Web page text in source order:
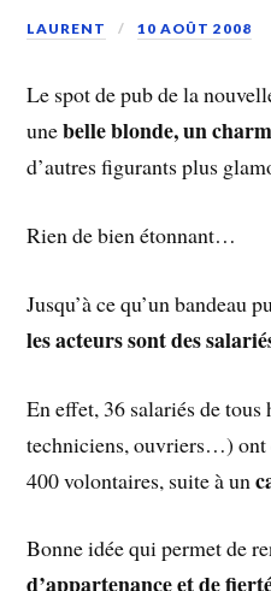
LAURENT 10 AOÛT 2008
Le spot de pub de la
unebelle blonde, un
d’autres figurants plus
Rien de bien étonnant…
Jusqu’à ce qu’un bandeau
les acteurs sont des
En effet, 36 salariés de
techniciens, ouvriers…) ont
400 volontaires, suite à un
Bonne idée qui permet de
d’appartenance et de